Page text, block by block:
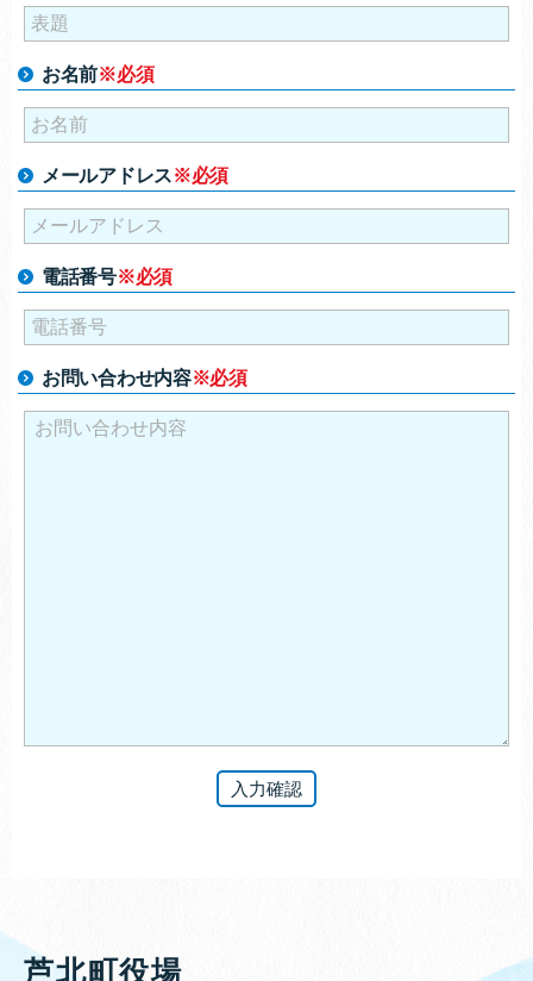
お名前※必須
メールアドレス※必須
電話番号※必須
お問い合わせ内容※必須
芦北町役場